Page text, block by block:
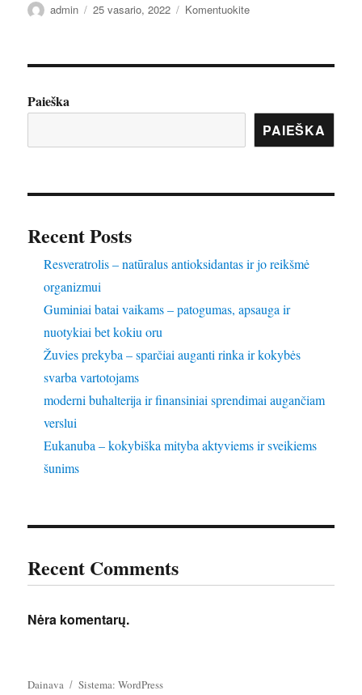
Autorius
admin Paskelbta
25 vasario, 2022 Komentuokiteįrašą
Paieška
PAIEŠKA
Recent Posts
Resveratrolis – natūralus antioksidantas ir jo reikšmė
organizmui
Guminiai batai vaikams – patogumas, apsauga ir
nuotykiai bet kokiu oru
Žuvies prekyba – sparčiai auganti rinka ir kokybės
svarba vartotojams
moderni buhalterija ir finansiniai sprendimai augančiam
verslui
Eukanuba – kokybiška mityba aktyviems ir sveikiems
šunims
Recent Comments
Nėra komentarų.
Dainava Sistema: WordPress